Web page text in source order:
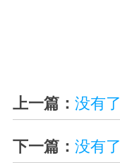
上一篇： 没有了
下一篇： 没有了